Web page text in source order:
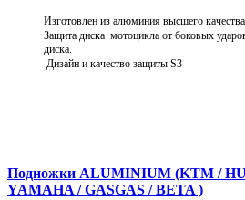
Изготовлен из алюминия высшего качества.
Защита диска мотоцикла от боковых
диска.
Дизайн и качество защиты S3
Подножки ALUMINIUM (KTM /
YAMAHA / GASGAS / BETA )